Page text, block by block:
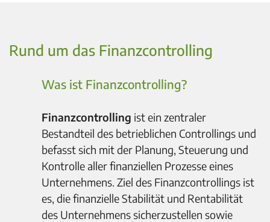
Rund um das Finanzcontrolling
Was ist Finanzcontrolling?
Finanzcontrolling ist ein zentraler
Bestandteil des betrieblichen Controllings und
befasst sich mit der Planung, Steuerung und
Kontrolle aller finanziellen Prozesse eines
Unternehmens. Ziel des Finanzcontrollings ist
es, die finanzielle Stabilität und Rentabilität
des Unternehmens sicherzustellen sowie